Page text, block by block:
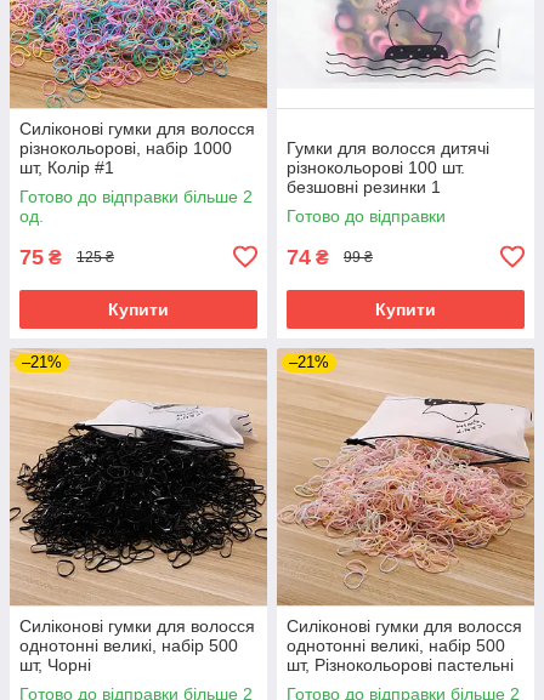
Силіконові гумки для волосся
різнокольорові, набір 1000
шт, Колір #1
Готово до відправки більше 2
од.
75 ₴ 125 ₴
Купити
Гумки для волосся дитячі
різнокольорові 100 шт.
безшовні резинки 1
Готово до відправки
74 ₴ 99 ₴
Купити
–21%
Силіконові гумки для волосся
однотонні великі, набір 500
шт, Чорні
Готово до відправки більше 2
–21%
Силіконові гумки для волосся
однотонні великі, набір 500
шт, Різнокольорові пастельні
Готово до відправки більше 2